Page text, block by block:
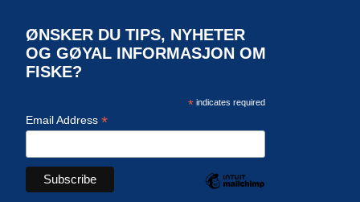
ØNSKER DU TIPS, NYHETER
OG GØYAL INFORMASJON OM
FISKE?
*indicates required
Email Address *